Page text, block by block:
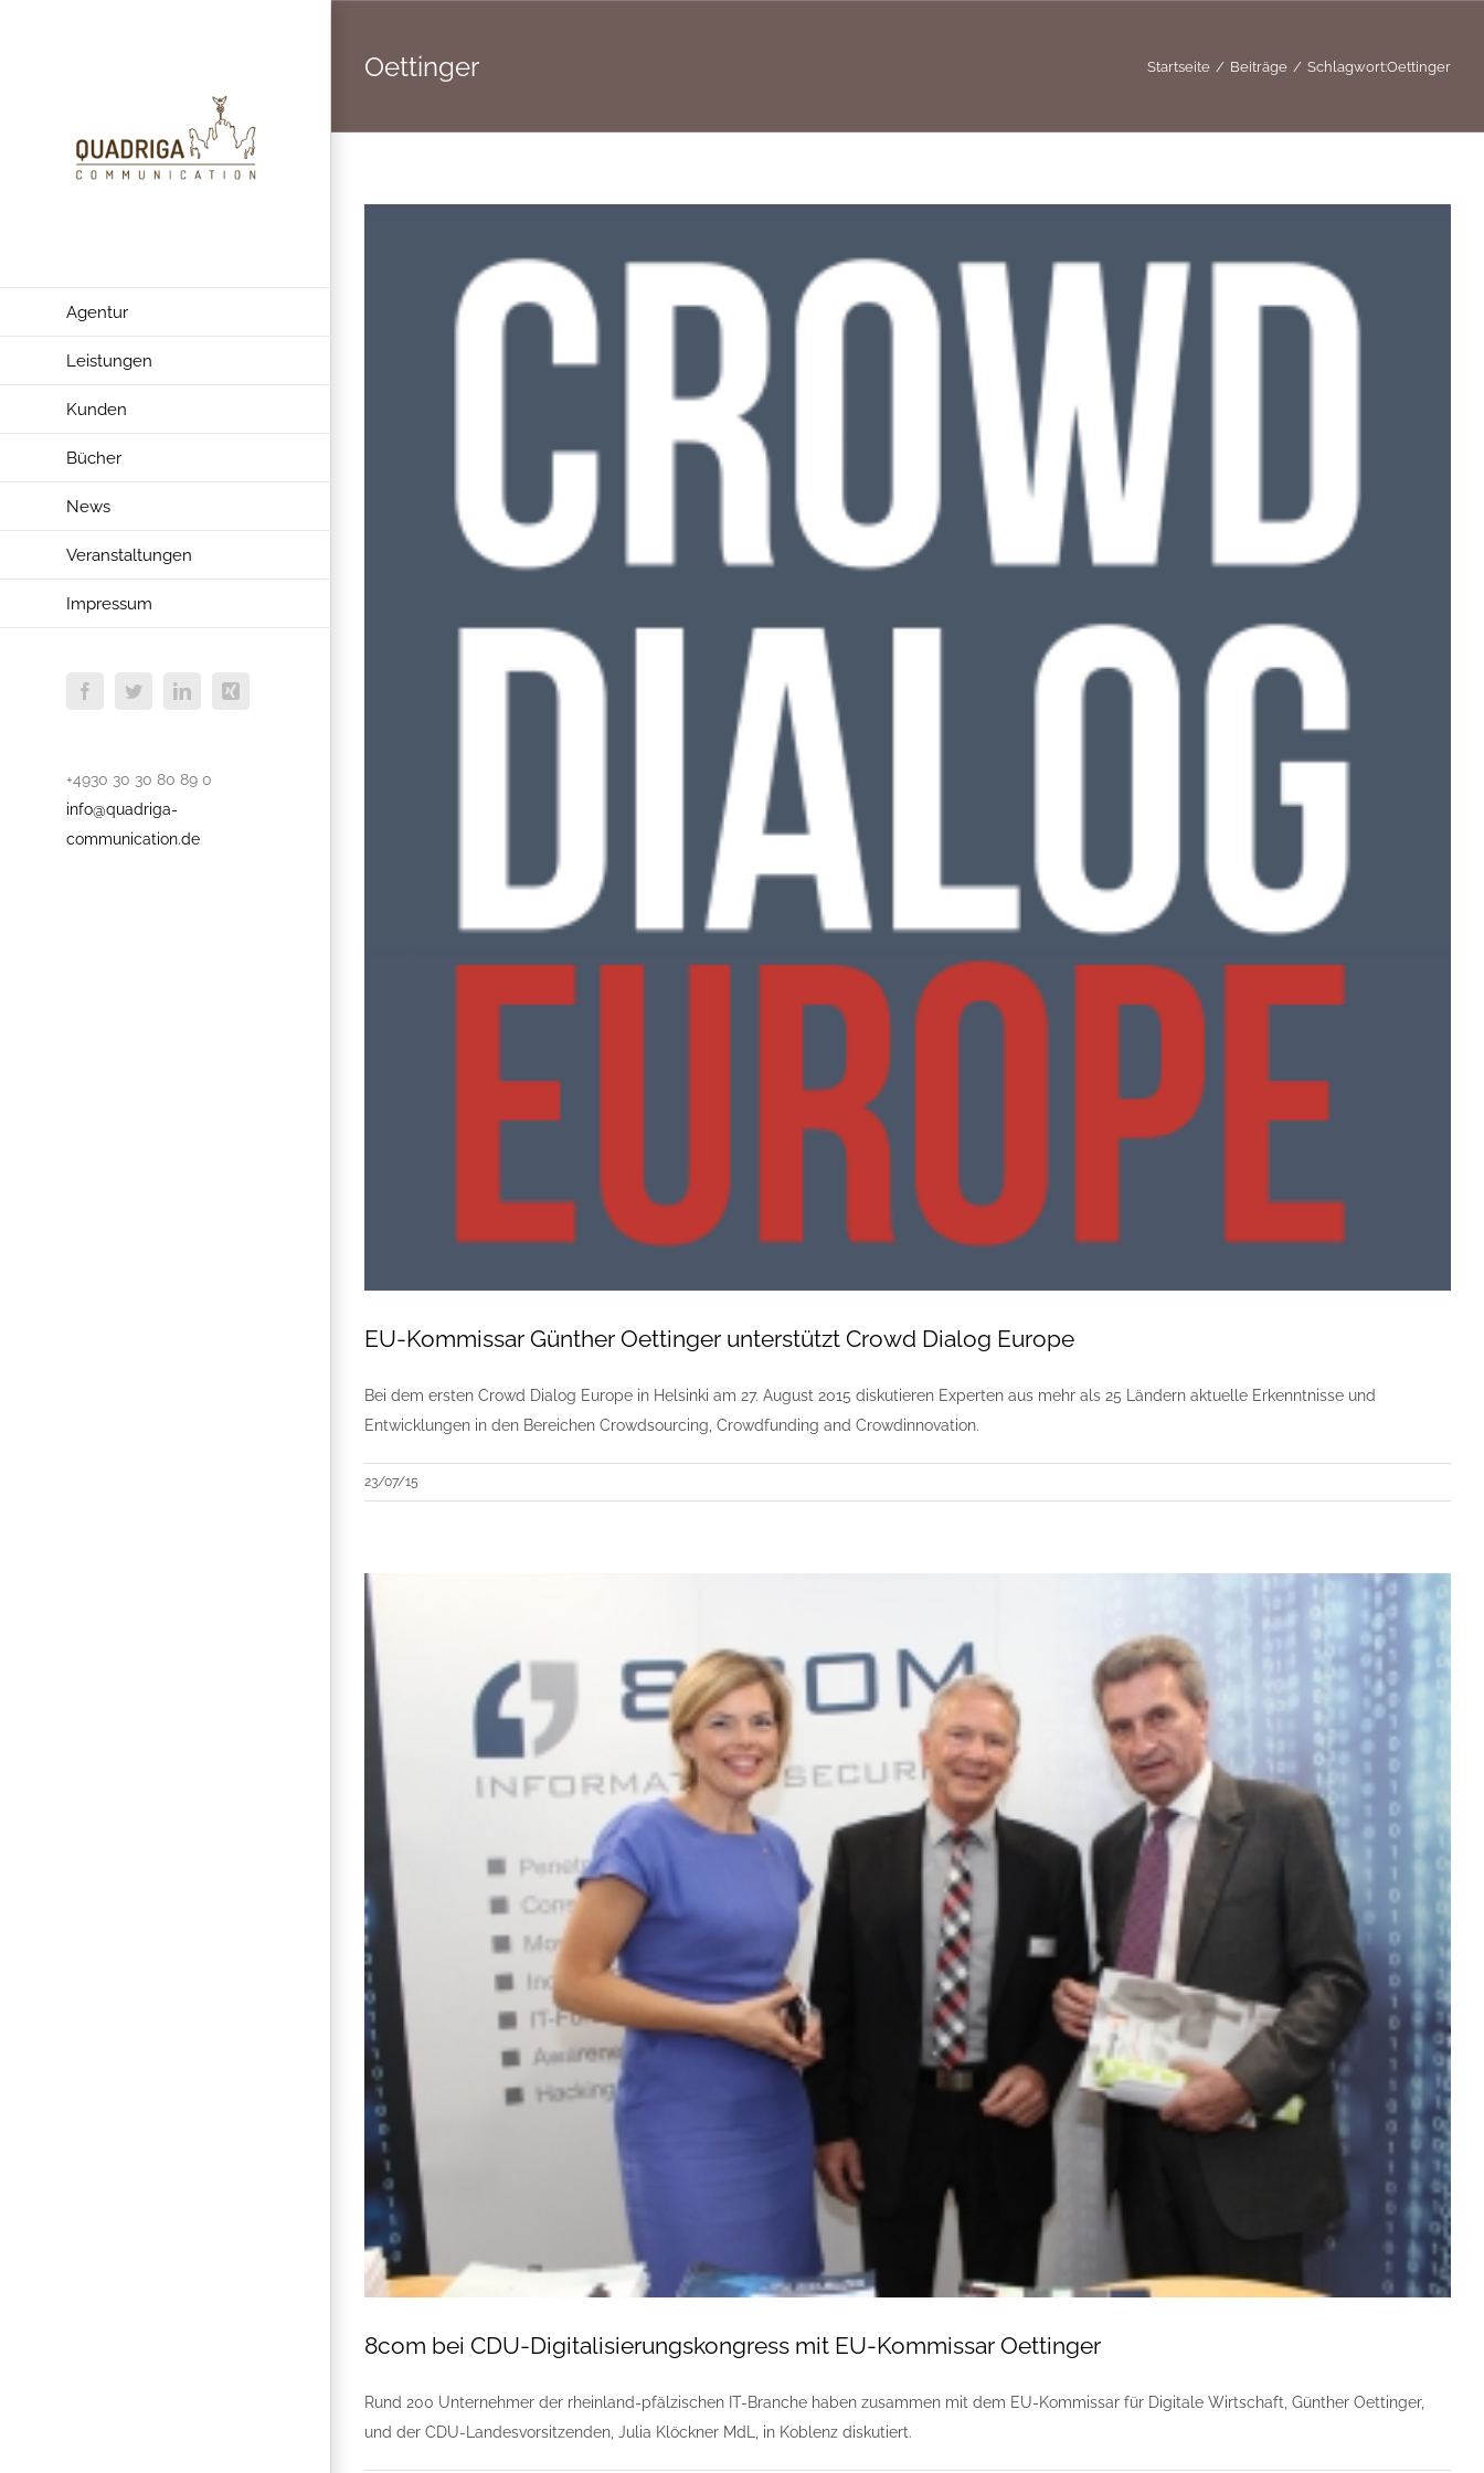
Agentur
Leistungen
Kunden
Bücher
News
Veranstaltungen
Impressum
FacebookTwitterLinkedInXing
+4930 30 30 80 89 0
info@quadriga-
communication.de
Oettinger Startseite Beiträge Schlagwort:Oettinger
EU-Kommissar Günther Oettinger unterstützt Crowd Dialog Europe
Bei dem ersten Crowd Dialog Europe in Helsinki am 27. August 2015 diskutieren Experten aus mehr als 25 Ländern aktuelle Erkenntnisse und
Entwicklungen in den Bereichen Crowdsourcing, Crowdfunding and Crowdinnovation.
23/07/15
8com bei CDU-Digitalisierungskongress mit EU-Kommissar Oettinger
Rund 200 Unternehmer der rheinland-pfälzischen IT-Branche haben zusammen mit dem EU-Kommissar für Digitale Wirtschaft, Günther Oettinger,
und der CDU-Landesvorsitzenden, Julia Klöckner MdL, in Koblenz diskutiert.